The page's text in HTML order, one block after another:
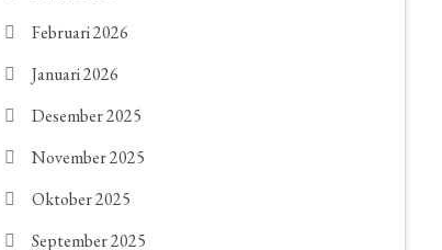
Februari 2026
Januari 2026
Desember 2025
November 2025
Oktober 2025
September 2025